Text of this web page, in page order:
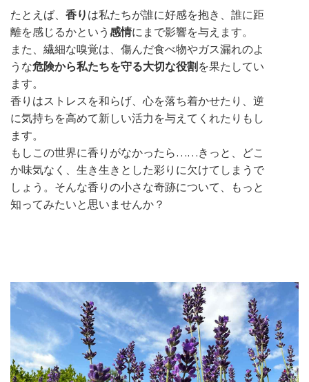
たとえば、 香り は私たちが誰に好感を抱き、誰に距
離を感じるかという 感情にまで影響を与えます。
また、繊細な嗅覚は、傷んだ食べ物やガス漏れのよ
うな危険から私たちを守る大切な役割 を果たしてい
ます。
香りはストレスを和らげ、心を落ち着かせたり、逆
に気持ちを高めて新しい活力を与えてくれたりもし
ます。
もしこの世界に香りがなかったら……きっと、どこ
か味気なく、生き生きとした彩りに欠けてしまうで
しょう。そんな香りの小さな奇跡について、もっと
知ってみたいと思いませんか？